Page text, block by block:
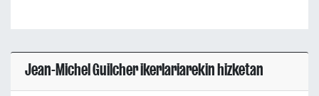
Jean-Michel Guilcher ikerlariarekin hizketan